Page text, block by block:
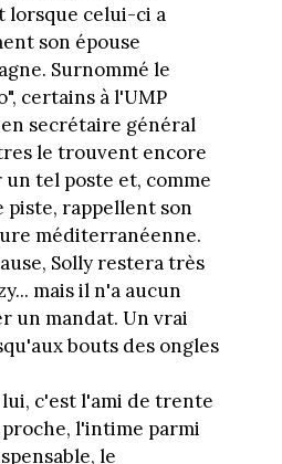
lorsque celui-ci a
son épouse
Surnommé le
certains à l'UMP
secrétaire général
le trouvent encore
tel poste et, comme
rappellent son
méditerranéenne.
Solly restera très
mais il n'a aucun
un mandat. Un vrai
bouts des ongles
c'est l'ami de trente
proche, l'intime parmi
le